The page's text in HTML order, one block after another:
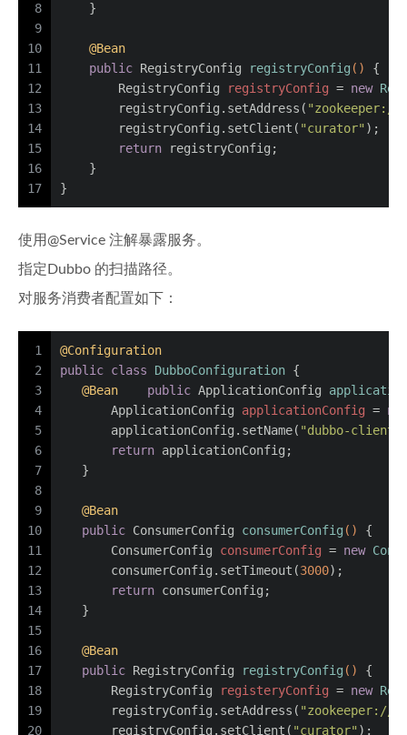
8
9
10
11
12
13
14
15
16
17
    }
@Bean
public RegistryConfig registryConfig ()
{
RegistryConfig
registryConfig = new
        registryConfig.setAddress(
"zookeeper://
        registryConfig.setClient(
"curator" );
return registryConfig;
    }
}
使用@Service 注解暴露服务。
指定Dubbo 的扫描路径。
对服务消费者配置如下：
1
2
3
4
5
6
7
8
9
10
11
12
13
14
15
16
17
18
19
20
@Configuration
public class DubboConfiguration {
@Bean
public ApplicationConfig
ApplicationConfig
applicationConfig =
       applicationConfig.setName(
"dubbo-client"
return applicationConfig;
   }
@Bean
public ConsumerConfig consumerConfig ()
{
ConsumerConfig
consumerConfig = new
       consumerConfig.setTimeout(
3000);
return consumerConfig;
   }
@Bean
public RegistryConfig registryConfig ()
{
RegistryConfig
registeryConfig = new
       registryConfig.setAddress(
"zookeeper://
       registryConfig.setClient(
"curator" );